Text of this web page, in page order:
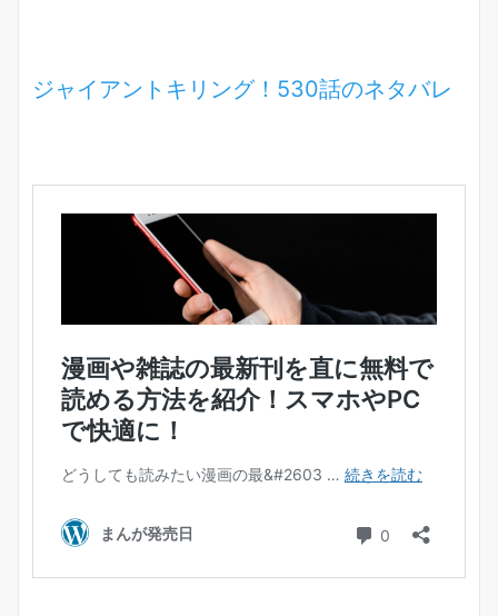
ジャイアントキリング！530話のネタバレ